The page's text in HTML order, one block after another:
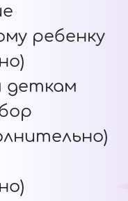
ребенку
деткам